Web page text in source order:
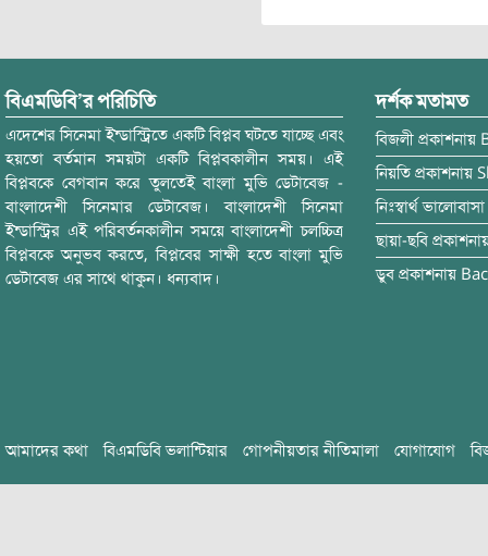
বিএমডিবি’র পরিচিতি
এদেশের সিনেমা ইন্ডাস্ট্রিতে একটি বিপ্লব ঘটতে যাচ্ছে এবং
হয়তো বর্তমান সময়টা একটি বিপ্লবকালীন সময়। এই
বিপ্লবকে বেগবান করে তুলতেই বাংলা মুভি ডেটাবেজ -
বাংলাদেশী সিনেমার ডেটাবেজ। বাংলাদেশী সিনেমা
ইন্ডাস্ট্রির এই পরিবর্তনকালীন সময়ে বাংলাদেশী চলচ্চিত্র
বিপ্লবকে অনুভব করতে, বিপ্লবের সাক্ষী হতে বাংলা মুভি
ডেটাবেজ এর সাথে থাকুন। ধন্যবাদ।
দর্শক মতামত
বিজলী প্রকাশনায়
নিয়তি প্রকাশনায়
নিঃস্বার্থ ভালোবাসা
ছায়া-ছবি
ডুব প্রকাশনায়
আমাদের কথা বিএমডিবি ভলান্টিয়ার গোপনীয়তার নীতিমালা যোগাযোগ